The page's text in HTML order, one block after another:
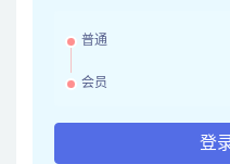
普通
会员
登